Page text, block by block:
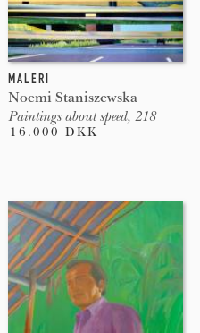
MALERI
Noemi Staniszewska
Paintings about speed, 218
16.000 DKK